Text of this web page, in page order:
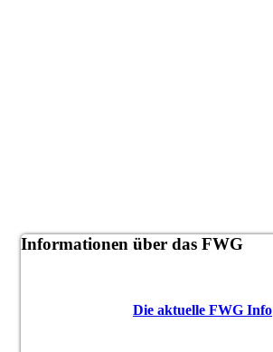
Informationen über das FWG
Die aktuelle FWG Info